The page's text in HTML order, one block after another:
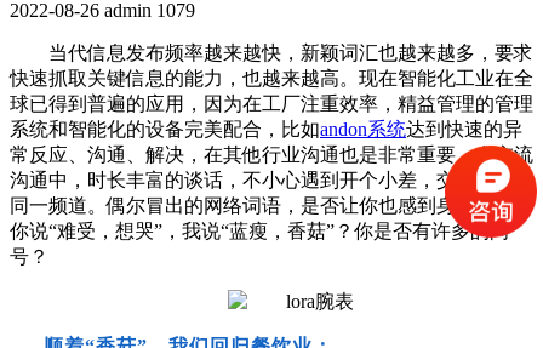
2022-08-26 admin 1079
当代信息发布频率越来越快，新颖词汇也越来越多，要求
快速抓取关键信息的能力，也越来越高。现在智能化工业在全
球已得到普遍的应用，因为在工厂注重效率，精益管理的管理
系统和智能化的设备完美配合，比如andon系统达到快速的异
常反应、沟通、解决，在其他行业沟通也是非常重要，在交流
沟通中，时长丰富的谈话，不小心遇到开个小差，交流就不在
同一频道。偶尔冒出的网络词语，是否让你也感到身心疲惫？
你说“难受，想哭”，我说“蓝瘦，香菇”？你是否有许多的问
号？